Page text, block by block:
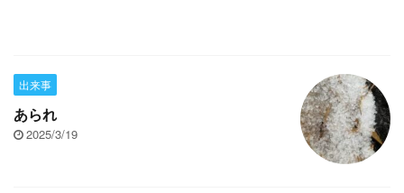
出来事
あられ
2025/3/19